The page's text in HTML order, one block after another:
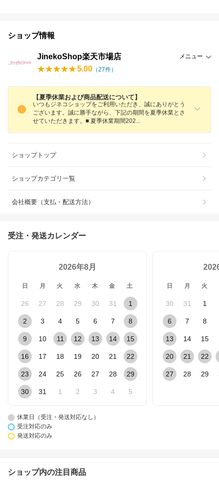
ショップ情報
JinekoShop楽天市場店 メニュー
5.00 （27件）
【夏季休業および商品配送について】
いつもジネコショップをご利用いただき、誠にありがとう
ございます。誠に勝手ながら、下記の期間を夏季休業とさ
せていただきます。■ 夏季休業期間202
ショップトップ
ショップカテゴリ一覧
会社概要（支払・配送方法）
受注・発送カレンダー
2026年8月
日 月 火 水 木 金 土
26 27 28 29 30 31 1
2 3 4 5 6 7 8
9 10 11 12 13 14 15
16 17 18 19 20 21 22
23 24 25 26 27 28 29
30 31 1 2 3 4 5
日 月 火
30 31 1
6 7 8
13 14 15
20 21 22
27 28 29
休業日（受注・発送対応なし）
受注対応のみ
発送対応のみ
ショップ内の注目商品